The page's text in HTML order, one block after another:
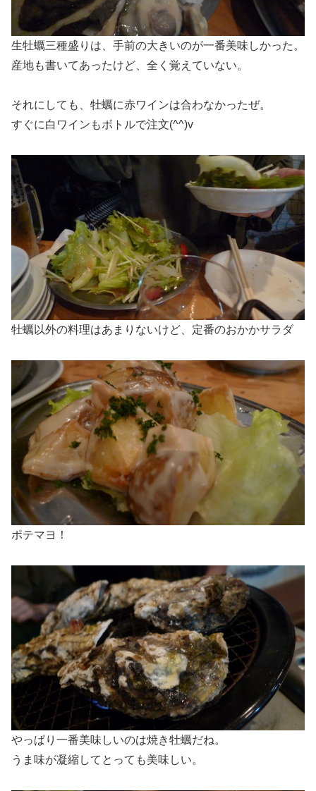
生牡蠣三種盛りは、手前の大きいのが一番美味しかった。
産地も書いてあったけど、全く覚えていない。
それにしても、牡蠣に赤ワインは合わなかったぜ。
すぐに白ワインもボトルで注文(^^)v
牡蠣以外の料理はあまりないけど、定番のおかかサラダ
ポテマヨ！
やっぱり一番美味しいのは焼き牡蠣だね。
うま味が凝縮してとっても美味しい。